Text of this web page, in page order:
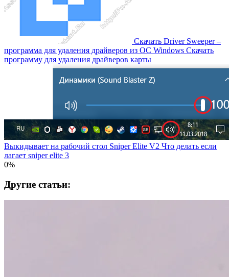
Скачать Driver Sweeper –
программа для удаления драйверов из OC Windows Скачать
программу для удаления драйверов карты
Выкидывает на рабочий стол Sniper Elite V2 Что делать если
лагает sniper elite 3
0%
Другие статьи: